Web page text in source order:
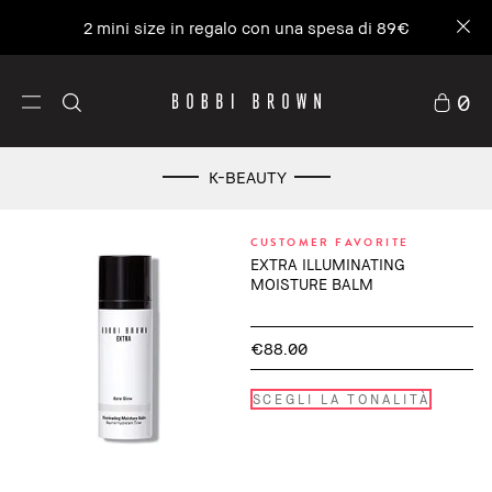
2 mini size in regalo con una spesa di 89€
0
K-BEAUTY
CUSTOMER FAVORITE
EXTRA ILLUMINATING
MOISTURE BALM
€88.00
SCEGLI LA TONALITÀ